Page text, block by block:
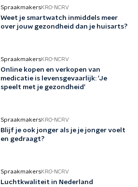
SpraakmakersKRO-NCRV
Weet je smartwatch inmiddels meer
over jouw gezondheid dan je huisarts?
SpraakmakersKRO-NCRV
Online kopen en verkopen van
medicatie is levensgevaarlijk: 'Je
speelt met je gezondheid'
SpraakmakersKRO-NCRV
Blijf je ook jonger als je je jonger voelt
en gedraagt?
SpraakmakersKRO-NCRV
Luchtkwaliteit in Nederland